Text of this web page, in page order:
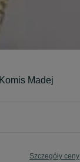
Madej
Szczegóły ceny